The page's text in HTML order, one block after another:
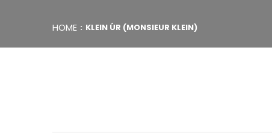
HOME KLEIN ÚR (MONSIEUR KLEIN)